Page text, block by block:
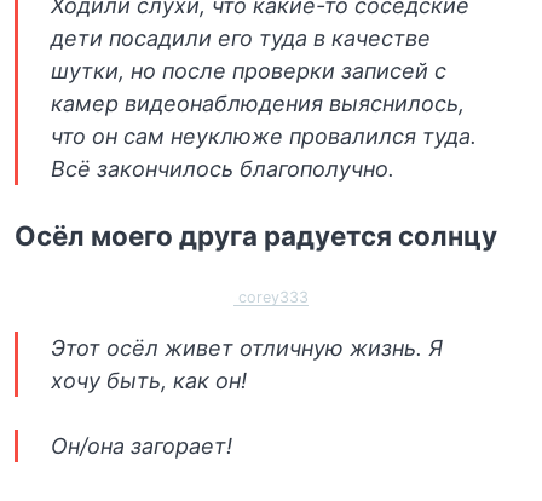
Ходили слухи, что какие-то соседские
дети посадили его туда в качестве
шутки, но после проверки записей с
камер видеонаблюдения выяснилось,
что он сам неуклюже провалился туда.
Всё закончилось благополучно.
Осёл моего друга радуется солнцу
corey333
Этот осёл живет отличную жизнь. Я
хочу быть, как он!
Он/она загорает!